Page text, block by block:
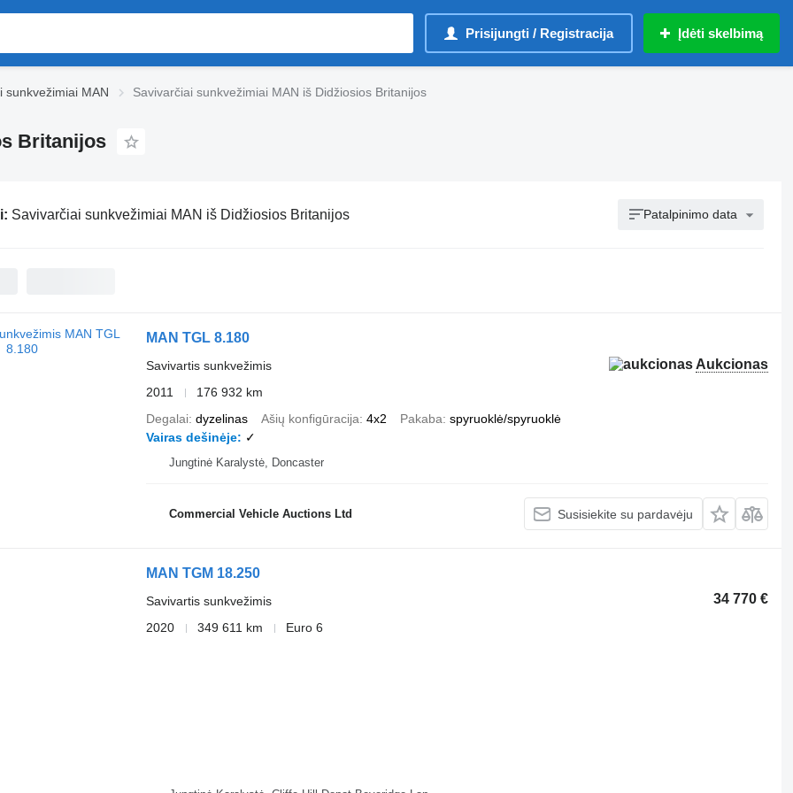
Prisijungti / Registracija Įdėti skelbimą
sunkvežimiai MAN Savivarčiai sunkvežimiai MAN iš Didžiosios Britanijos
Britanijos
Savivarčiai sunkvežimiai MAN iš Didžiosios Britanijos Patalpinimo data
MAN TGL 8.180
Aukcionas
Savivartis sunkvežimis
2011
176 932 km
Degalai dyzelinas Ašių konfigūracija 4x2 Pakaba spyruoklė/spyruoklė
Vairas dešinėje
✓
Jungtinė Karalystė, Doncaster
Commercial Vehicle Auctions Ltd Susisiekite su pardavėju
MAN TGM 18.250
34 770 €
Savivartis sunkvežimis
2020
349 611 km Euro 6